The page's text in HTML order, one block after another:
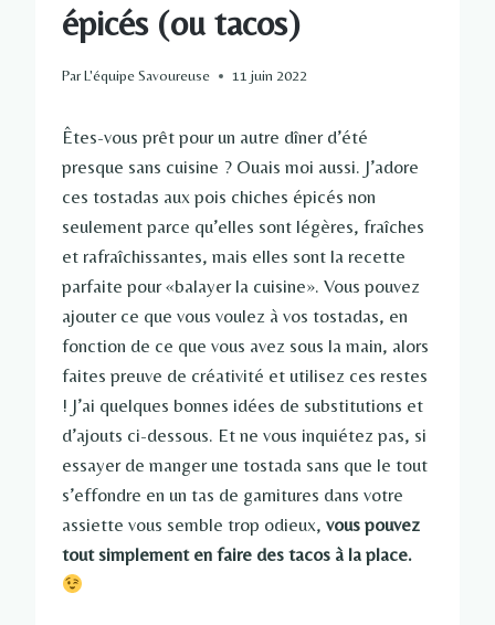
épicés (ou tacos)
ParL'équipe Savoureuse 11 juin 2022
Êtes-vous prêt pour un autre dîner d’été
presque sans cuisine ? Ouais moi aussi. J’adore
ces tostadas aux pois chiches épicés non
seulement parce qu’elles sont légères, fraîches
et rafraîchissantes, mais elles sont la recette
parfaite pour «balayer la cuisine». Vous pouvez
ajouter ce que vous voulez à vos tostadas, en
fonction de ce que vous avez sous la main, alors
faites preuve de créativité et utilisez ces restes
! J’ai quelques bonnes idées de substitutions et
d’ajouts ci-dessous. Et ne vous inquiétez pas, si
essayer de manger une tostada sans que le tout
s’effondre en un tas de garnitures dans votre
assiette vous semble trop odieux, vous pouvez
tout simplement en faire des tacos à la place.